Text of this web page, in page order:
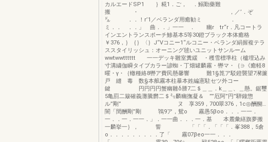
カルエードSP1 ｝糀1．ご， ．鰯勤藥難
搬 ・ ，／’．ぞ
㌦ ．．！r’1／ベランダ用癒勧ミ ．
ミ．． ．．」 曲．．」一一 ． 幽r tr“r．凡コートラ
インエントランスポーチ鯵基本5等30鐙ブラック本体癒格
￥376，｝｛｝〈｝J“Vコニー1“ルコニー・ベランダ絹握複テラ
ススタイリッシュ：オーニング毬いユニットサンルーム
wwtwwtttttt 一一デッキ雛室糞緩 ・穫雪標準柱（櫨埋込み
寸溝繍伽瞬タイブカラー諺蜘・丁畑罐麟霧・轡マ・｛∋《癒軽8
曜・γ・｛轍種絡8轡ア費民懸馨響 難1§箆ア駁鐙襲望7瀦簾
戸 縫 毒 数§本舷霧本柱暴本姓編憲駐セツ外コー
鍵 円円円円蟹幽雛δ謄7二＄＿＿．k＿＿、＿懸。鋸璽
5亀罰二簸確義灘騰欝二＄㍉麟幽撫凝＆ ””厄阿”円”騨鐘惣
ル”剛” ヌ 享359，700翠376，1c◎酬醐…
闇「閏酬剛”剛 鴇9ア，鴛o 霧愚5βoo．．．一一．
一．．一．一一．」．一一曲．．．一．基 本麓彙繕旗夢搬
一麟挙一｝， 誓 「「「．「「「．峯388，5倉
o．．．．．．．．．了「 霧07βeo一一．．．